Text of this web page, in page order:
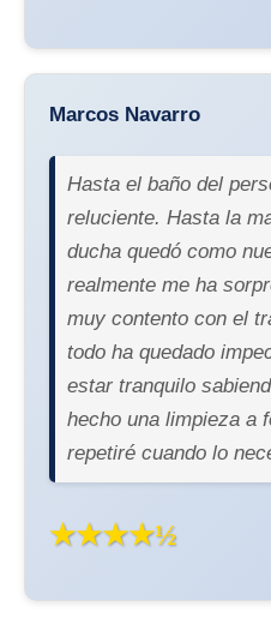
Marcos Navarro
Hasta el baño del
reluciente. Hasta la
ducha quedó como
realmente me ha
muy contento con el
todo ha quedado
estar tranquilo
hecho una limpieza a
repetiré cuando lo
★★★★½